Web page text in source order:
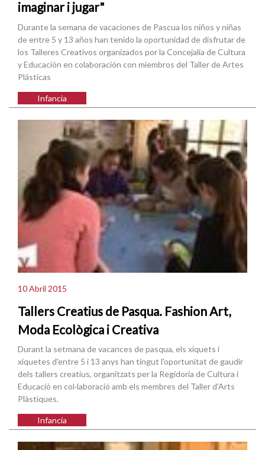
imaginar i jugar"
Durante la semana de vacaciones de Pascua los niños y niñas
de entre 5 y 13 años han tenido la oportunidad de disfrutar de
los Talleres Creativos organizados por la Concejalía de Cultura
y Educación en colaboración con miembros del Taller de Artes
Plásticas
Infancia
10 Abril 2015
Tallers Creatius de Pasqua. Fashion Art,
Moda Ecològica i Creativa
Durant la setmana de vacances de pasqua, els xiquets i
xiquetes d'entre 5 i 13 anys han tingut l'oportunitat de gaudir
dels tallers creatius, organitzats per la Regidoria de Cultura i
Educació en col·laboració amb els membres del Taller d'Arts
Plàstiques.
Infancia